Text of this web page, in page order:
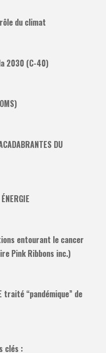
du climat
2030 (C-40)
DU
entourant le cancer
Pink Ribbons inc.)
traité “pandémique” de
clés :